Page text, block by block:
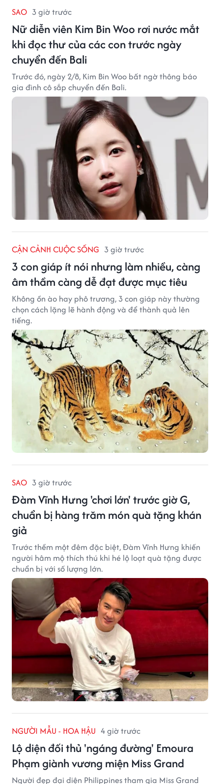
SAO 3 giờ trước
Nữ diễn viên Kim Bin Woo rơi nước mắt
khi đọc thư của các con trước ngày
chuyển đến Bali
Trước đó, ngày 2/8, Kim Bin Woo bất ngờ thông báo
gia đình cô sắp chuyển đến Bali.
CẬN CẢNH CUỘC SỐNG 3 giờ trước
3 con giáp ít nói nhưng làm nhiều, càng
âm thầm càng dễ đạt được mục tiêu
Không ồn ào hay phô trương, 3 con giáp này thường
chọn cách lặng lẽ hành động và để thành quả lên
tiếng.
SAO 3 giờ trước
Đàm Vĩnh Hưng 'chơi lớn' trước giờ G,
chuẩn bị hàng trăm món quà tặng khán
giả
Trước thềm một đêm đặc biệt, Đàm Vĩnh Hưng khiến
người hâm mộ thích thú khi hé lộ loạt quà tặng được
chuẩn bị với số lượng lớn.
NGƯỜI MẪU - HOA HẬU 4 giờ trước
Lộ diện đối thủ 'ngáng đường' Emoura
Phạm giành vương miện Miss Grand
Người đẹp đại diện Philippines tham gia Miss Grand